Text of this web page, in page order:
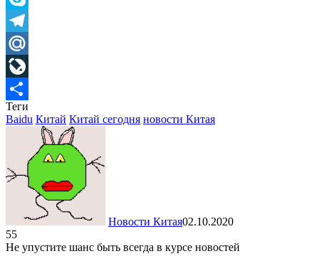
Skype
Telegram
Mail.Ru
LiveJournal
Отправить
Теги
Baidu Китай Китай сегодня новости Китая
Новости Китая02.10.2020
55
Не упустите шанс быть всегда в курсе новостей